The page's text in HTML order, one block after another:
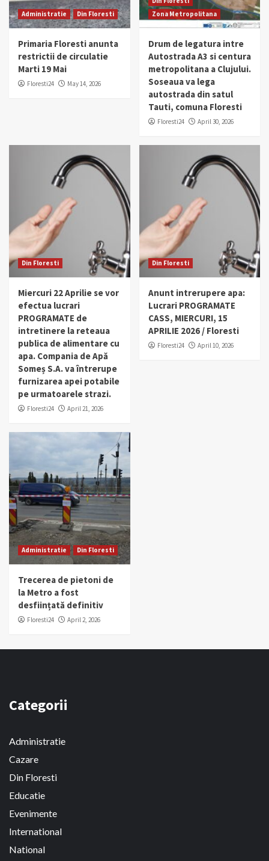
Administratie Din Floresti
Primaria Floresti anunta
restrictii de circulatie
Marti 19 Mai
Floresti24 May 14, 2026
Zona Metropolitana
Drum de legatura intre
Autostrada A3 si centura
metropolitana a Clujului.
Soseaua va lega
autostrada din satul
Tauti, comuna Floresti
Floresti24 April 30, 2026
Din Floresti
Miercuri 22 Aprilie se vor
efectua lucrari
PROGRAMATE de
intretinere la reteaua
publica de alimentare cu
apa. Compania de Apă
Someș S.A. va întrerupe
furnizarea apei potabile
pe urmatoarele strazi.
Floresti24 April 21, 2026
Din Floresti
Anunt intrerupere apa:
Lucrari PROGRAMATE
CASS, MIERCURI, 15
APRILIE 2026 / Floresti
Floresti24 April 10, 2026
Administratie Din Floresti
Trecerea de pietoni de
la Metro a fost
desființată definitiv
Floresti24 April 2, 2026
Categorii
Administratie
Cazare
Din Floresti
Educatie
Evenimente
International
National